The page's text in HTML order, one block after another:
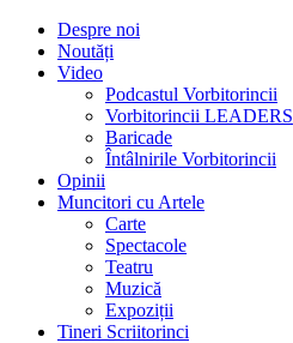
Despre noi
Noutăți
Video
Podcastul Vorbitorincii
Vorbitorincii LEADERS
Baricade
Întâlnirile Vorbitorincii
Opinii
Muncitori cu Artele
Carte
Spectacole
Teatru
Muzică
Expoziții
Tineri Scriitorinci